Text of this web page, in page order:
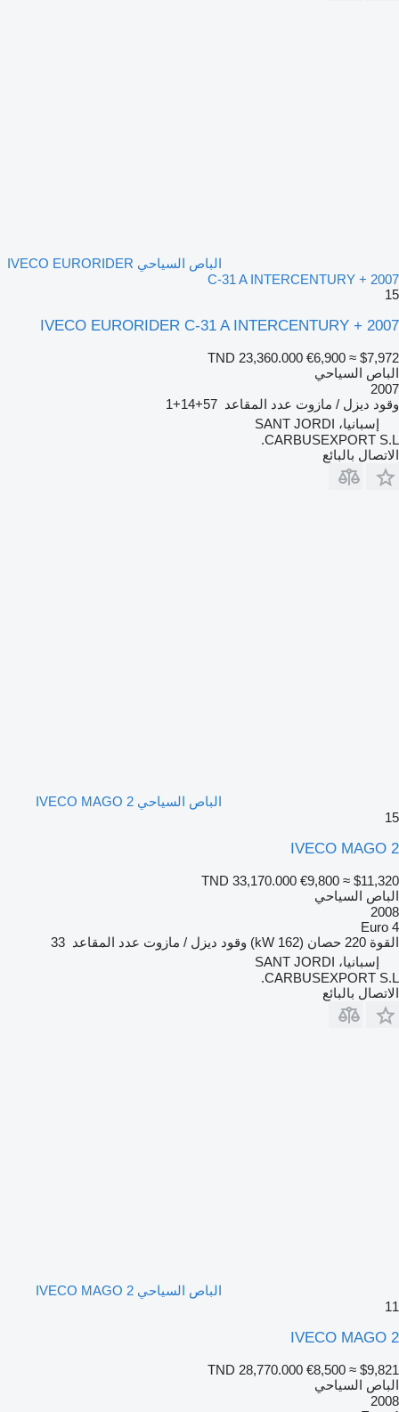
الباص السياحي IVECO EURORIDER
C-31 A INTERCENTURY + 2007
15
IVECO EURORIDER C-31 A INTERCENTURY + 2007
TND 23,360.000 €6,900 ≈ $7,972
الباص السياحي
2007
وقود ديزل / مازوت عدد المقاعد 57+14+1
إسبانيا، SANT JORDI
CARBUSEXPORT S.L.
الاتصال بالبائع
الباص السياحي IVECO MAGO 2
15
IVECO MAGO 2
TND 33,170.000 €9,800 ≈ $11,320
الباص السياحي
2008
Euro 4
القوة 220 حصان (162 kW) وقود ديزل / مازوت عدد المقاعد 33
إسبانيا، SANT JORDI
CARBUSEXPORT S.L.
الاتصال بالبائع
الباص السياحي IVECO MAGO 2
11
IVECO MAGO 2
TND 28,770.000 €8,500 ≈ $9,821
الباص السياحي
2008